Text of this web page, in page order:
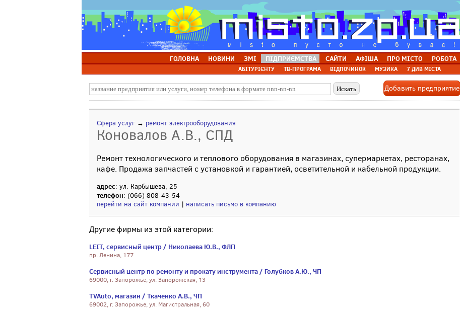
ГОЛОВНА НОВИНИ ЗМІ ПІДПРИЄМСТВА САЙТИ АФІША ПРО МІСТО РОБОТА
АБІТУРІЄНТУ ТВ-ПРОГРАМА ВІДПОЧИНОК МУЗИКА 7 ДИВ МІСТА
Добавить предприятие
Сфера услуг → ремонт электрооборудования
Коновалов А.В., СПД
Ремонт технологического и теплового оборудования в магазинах, супермаркетах, ресторанах,
кафе. Продажа запчастей с установкой и гарантией, осветительной и кабельной продукции.
адрес: ул. Карбышева, 25
телефон: (066) 808-43-54
перейти на сайт компании | написать письмо в компанию
Другие фирмы из этой категории:
LEIT, сервисный центр / Николаева Ю.В., ФЛП
пр. Ленина, 177
Сервисный центр по ремонту и прокату инструмента / Голубков А.Ю., ЧП
69000, г. Запорожье, ул. Запорожская, 13
TVAuto, магазин / Ткаченко А.В., ЧП
69002, г. Запорожье, ул. Магистральная, 60